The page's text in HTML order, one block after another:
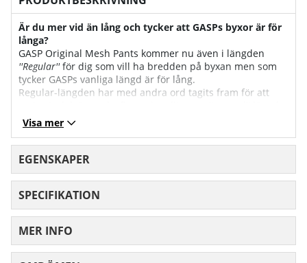
Är du mer vid än lång och tycker att GASPs byxor är för
långa?
GASP Original Mesh Pants kommer nu även i längden
''Regular''för dig som vill ha bredden på byxan men som
tycker GASPs vanliga längd är för lång.
Regular-längden har med andra ord tagits fram för att
Byxorna har en passande längd för personer som drar en
större storlek men som inte behöver den extra längden.
Räkna med att längden ''Regular'' har ca. 5 cm kortare
innersömmar än många andra GASP-byxor.
Storleksguide
GASP- Herr
XS S M L
Visa mer
EGENSKAPER
SPECIFIKATION
MER INFO